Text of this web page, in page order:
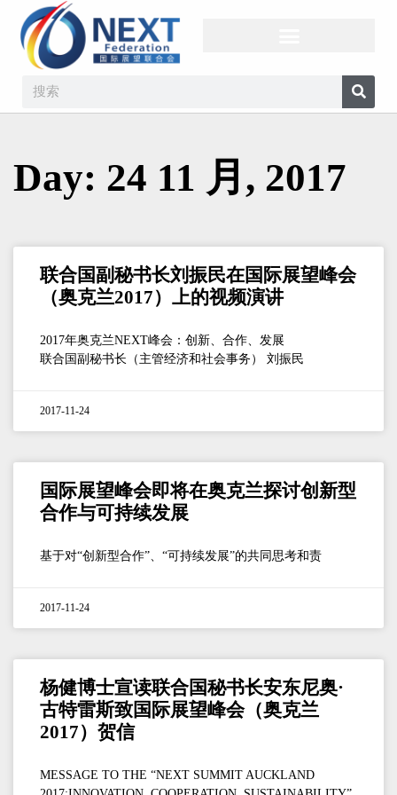
Day: 24 11 月, 2017
联合国副秘书长刘振民在国际展望峰会
（奥克兰2017）上的视频演讲
2017年奥克兰NEXT峰会：创新、合作、发展
联合国副秘书长（主管经济和社会事务） 刘振民
2017-11-24
国际展望峰会即将在奥克兰探讨创新型
合作与可持续发展
基于对“创新型合作”、“可持续发展”的共同思考和责
2017-11-24
杨健博士宣读联合国秘书长安东尼奥·
古特雷斯致国际展望峰会（奥克兰
2017）贺信
MESSAGE TO THE “NEXT SUMMIT AUCKLAND